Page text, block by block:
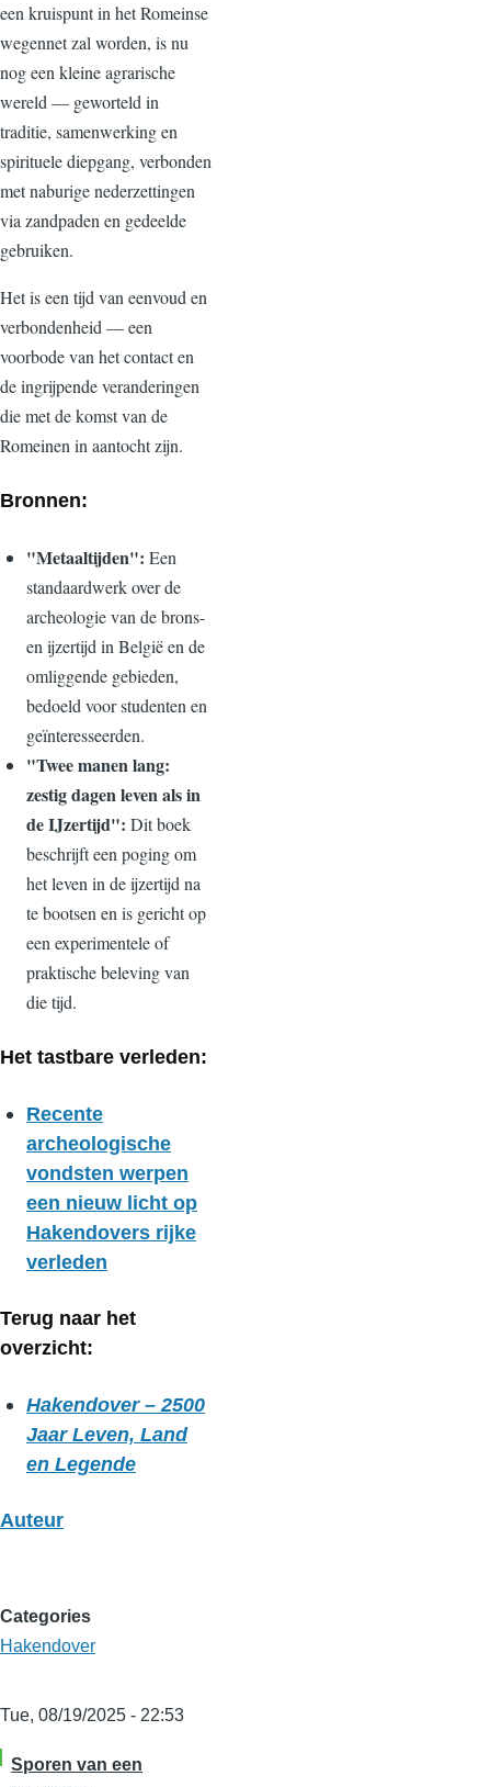
een kruispunt in het Romeinse
wegennet zal worden, is nu
nog een kleine agrarische
wereld — geworteld in
traditie, samenwerking en
spirituele diepgang, verbonden
met naburige nederzettingen
via zandpaden en gedeelde
gebruiken.
Het is een tijd van eenvoud en
verbondenheid — een
voorbode van het contact en
de ingrijpende veranderingen
die met de komst van de
Romeinen in aantocht zijn.
Bronnen:
"Metaaltijden": Een
standaardwerk over de
archeologie van de brons-
en ijzertijd in België en de
omliggende gebieden,
bedoeld voor studenten en
geïnteresseerden.
"Twee manen lang:
zestig dagen leven als in
de IJzertijd": Dit boek
beschrijft een poging om
het leven in de ijzertijd na
te bootsen en is gericht op
een experimentele of
praktische beleving van
die tijd.
Het tastbare verleden:
Recente
archeologische
vondsten werpen
een nieuw licht op
Hakendovers rijke
verleden
Terug naar het
overzicht:
Hakendover – 2500
Jaar Leven, Land
en Legende
Auteur
Categories
Hakendover
Tue, 08/19/2025 - 22:53
Sporen van een